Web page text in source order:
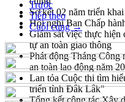
Sơ kết 02 năm triển
Hội nghị Ban Chấp
Giám sát việc thực hiện
tự an toàn giao thông
Phát động Tháng Công
an toàn lao động năm
Lan tỏa Cuộc thi tìm
triển tỉnh Đắk Lắk"
Trước
Tiếp theo
Cuối cùng →